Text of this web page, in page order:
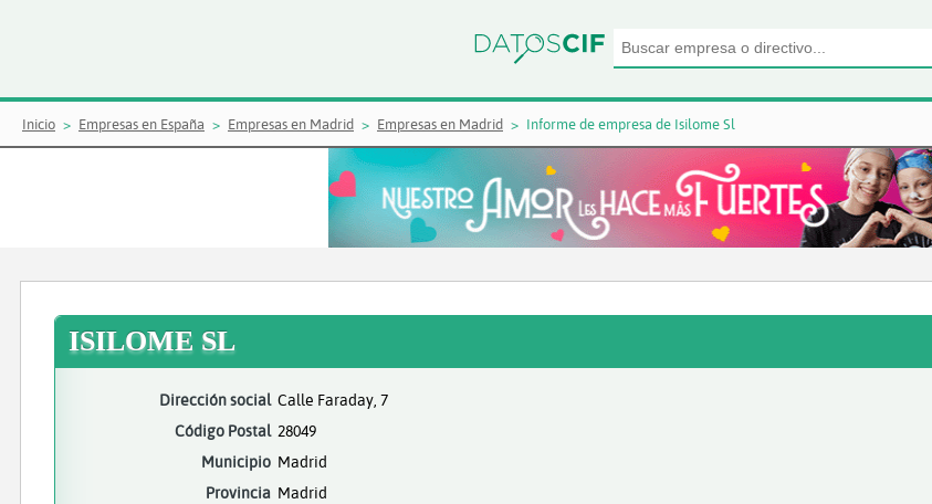
Inicio Empresas en España Empresas en Madrid Empresas en Madrid Informe de empresa de Isilome Sl
ISILOME SL
Dirección social Calle Faraday, 7
Código Postal 28049
Municipio Madrid
Provincia Madrid